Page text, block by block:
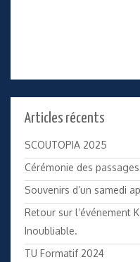
Articles récents
SCOUTOPIA 2025
Cérémonie des passages
Souvenirs d’un samedi
Retour sur l’événement
Inoubliable.
TU Formatif 2024